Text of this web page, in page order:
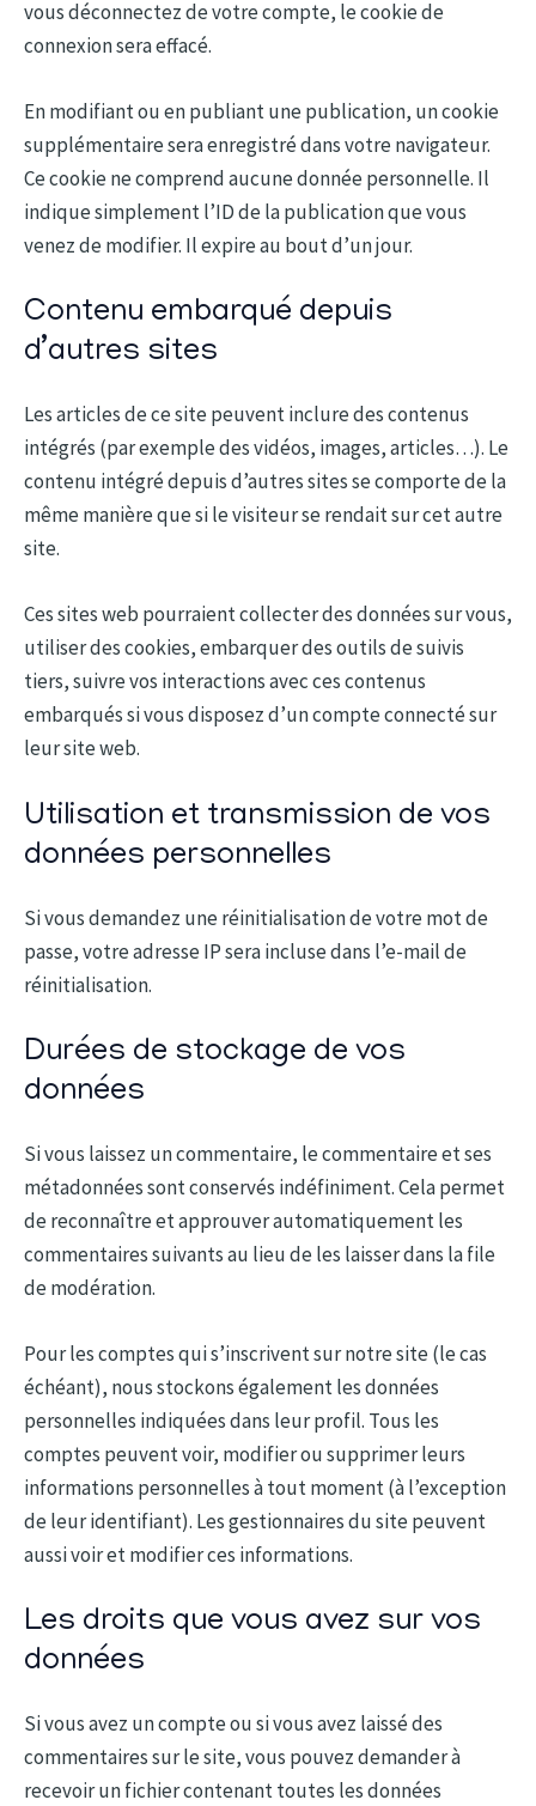
vous déconnectez de votre compte, le cookie de
connexion sera effacé.
En modifiant ou en publiant une publication, un cookie
supplémentaire sera enregistré dans votre navigateur.
Ce cookie ne comprend aucune donnée personnelle. Il
indique simplement l’ID de la publication que vous
venez de modifier. Il expire au bout d’un jour.
Contenu embarqué depuis
d’autres sites
Les articles de ce site peuvent inclure des contenus
intégrés (par exemple des vidéos, images, articles…). Le
contenu intégré depuis d’autres sites se comporte de la
même manière que si le visiteur se rendait sur cet autre
site.
Ces sites web pourraient collecter des données sur vous,
utiliser des cookies, embarquer des outils de suivis
tiers, suivre vos interactions avec ces contenus
embarqués si vous disposez d’un compte connecté sur
leur site web.
Utilisation et transmission de vos
données personnelles
Si vous demandez une réinitialisation de votre mot de
passe, votre adresse IP sera incluse dans l’e-mail de
réinitialisation.
Durées de stockage de vos
données
Si vous laissez un commentaire, le commentaire et ses
métadonnées sont conservés indéfiniment. Cela permet
de reconnaître et approuver automatiquement les
commentaires suivants au lieu de les laisser dans la file
de modération.
Pour les comptes qui s’inscrivent sur notre site (le cas
échéant), nous stockons également les données
personnelles indiquées dans leur profil. Tous les
comptes peuvent voir, modifier ou supprimer leurs
informations personnelles à tout moment (à l’exception
de leur identifiant). Les gestionnaires du site peuvent
aussi voir et modifier ces informations.
Les droits que vous avez sur vos
données
Si vous avez un compte ou si vous avez laissé des
commentaires sur le site, vous pouvez demander à
recevoir un fichier contenant toutes les données